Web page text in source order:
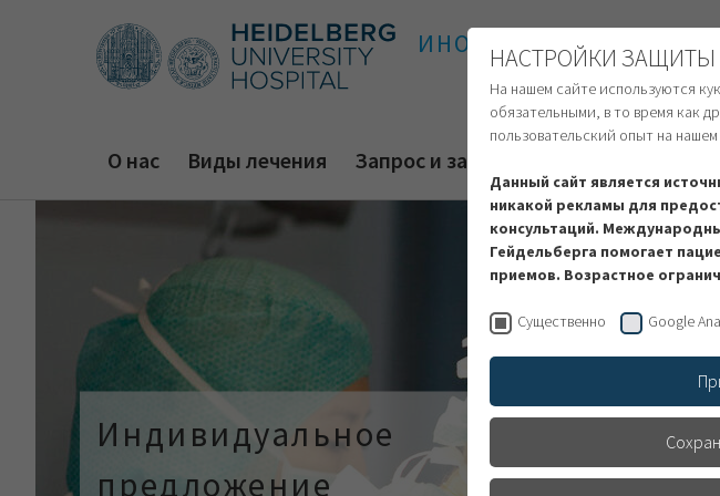
ИНОСТРАННЫЕ
О нас Виды лечения Запрос и запись на лечение
Индивидуальное
предложение
НАСТРОЙКИ
На нашем сайте используются
обязательными, в то время как
пользовательский опыт на нашем
Данный сайт является
никакой рекламы для
консультаций.
Гейдельберга помогает
приемов. Возрастное
Существенно Google